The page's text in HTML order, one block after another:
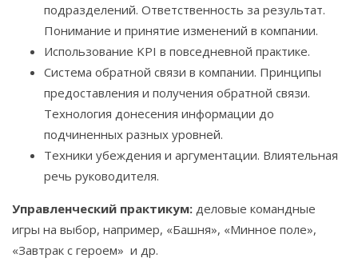
подразделений. Ответственность за результат.
Понимание и принятие изменений в компании.
Использование KPI в повседневной практике.
Система обратной связи в компании. Принципы
предоставления и получения обратной связи.
Технология донесения информации до
подчиненных разных уровней.
Техники убеждения и аргументации. Влиятельная
речь руководителя.
Управленческий практикум: деловые командные
игры на выбор, например, «Башня», «Минное поле»,
«Завтрак с героем» и др.